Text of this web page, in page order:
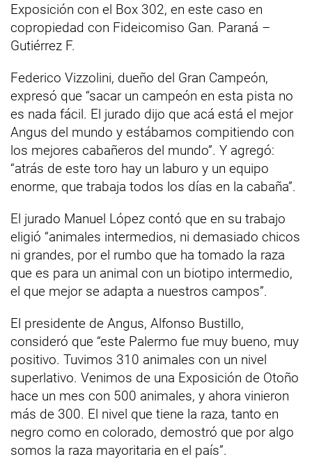
Exposición con el Box 302, en este caso en
copropiedad con Fideicomiso Gan. Paraná –
Gutiérrez F.
Federico Vizzolini, dueño del Gran Campeón,
expresó que “sacar un campeón en esta pista no
es nada fácil. El jurado dijo que acá está el mejor
Angus del mundo y estábamos compitiendo con
los mejores cabañeros del mundo”. Y agregó:
“atrás de este toro hay un laburo y un equipo
enorme, que trabaja todos los días en la cabaña”.
El jurado Manuel López contó que en su trabajo
eligió “animales intermedios, ni demasiado chicos
ni grandes, por el rumbo que ha tomado la raza
que es para un animal con un biotipo intermedio,
el que mejor se adapta a nuestros campos”.
El presidente de Angus, Alfonso Bustillo,
consideró que “este Palermo fue muy bueno, muy
positivo. Tuvimos 310 animales con un nivel
superlativo. Venimos de una Exposición de Otoño
hace un mes con 500 animales, y ahora vinieron
más de 300. El nivel que tiene la raza, tanto en
negro como en colorado, demostró que por algo
somos la raza mayoritaria en el país”.